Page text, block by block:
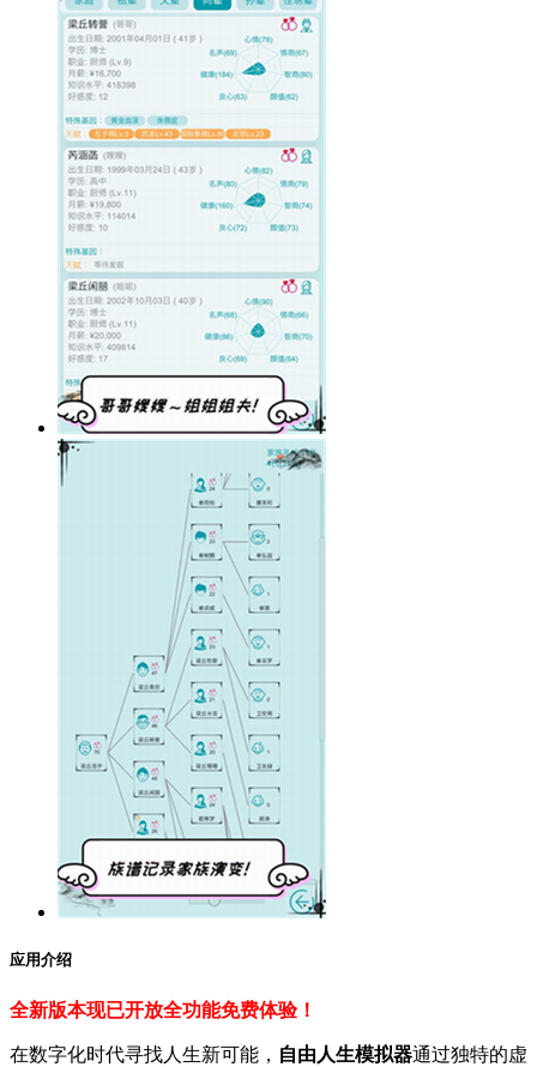
应用介绍
全新版本现已开放全功能免费体验！
在数字化时代寻找人生新可能， 自由人生模拟器通过独特的虚